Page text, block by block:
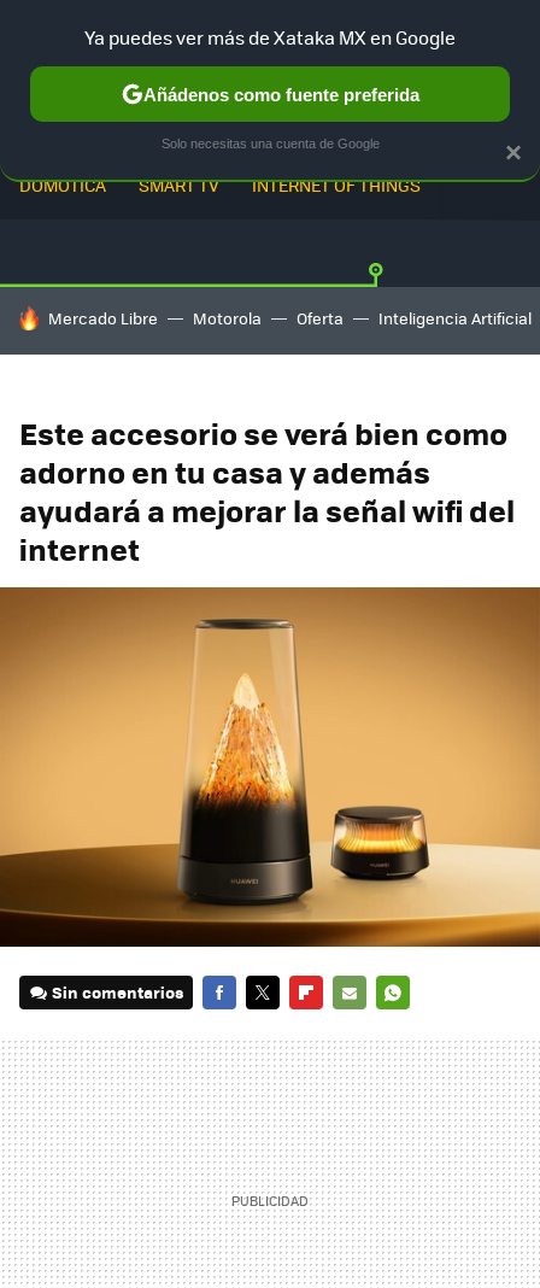
DOMÓTICA SMART TV INTERNET OF THINGS
HOY SE HABLA DE
Mercado Libre Motorola Oferta Inteligencia Artificial
Este accesorio se verá bien como
adorno en tu casa y además
ayudará a mejorar la señal wifi del
internet
Sin comentarios
MAIL
×
Ya puedes ver más de Xataka MX en Google
Añádenos como fuente preferida
Solo necesitas una cuenta de Google